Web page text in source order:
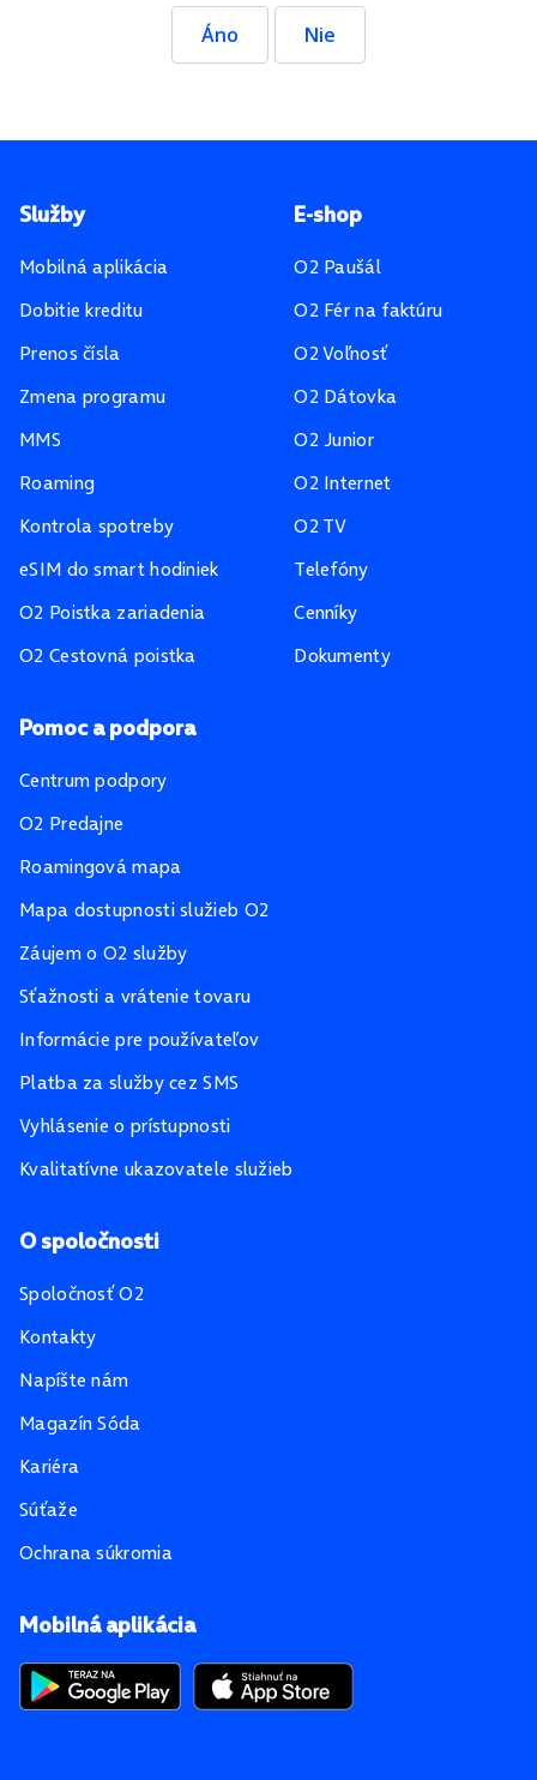
Áno Nie
Pätička stránky
Mobilná aplikácia
Služby
Mobilná aplikácia
Dobitie kreditu
Prenos čísla
Zmena programu
MMS
Roaming
Kontrola spotreby
eSIM do smart hodiniek
O2 Poistka zariadenia
O2 Cestovná poistka
E-shop
O2 Paušál
O2 Fér na faktúru
O2 Voľnosť
O2 Dátovka
O2 Junior
O2 Internet
O2 TV
Telefóny
Cenníky
Dokumenty
Pomoc a podpora
Centrum podpory
O2 Predajne
Roamingová mapa
Mapa dostupnosti služieb O2
Záujem o O2 služby
Sťažnosti a vrátenie tovaru
Informácie pre používateľov
Platba za služby cez SMS
Vyhlásenie o prístupnosti
Kvalitatívne ukazovatele služieb
O spoločnosti
Spoločnosť O2
Kontakty
Napíšte nám
Magazín Sóda
Kariéra
Súťaže
Ochrana súkromia